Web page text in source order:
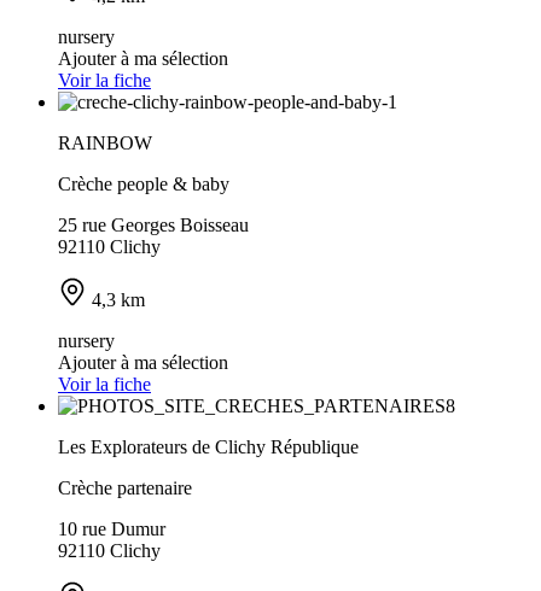
nursery
Ajouter à ma sélection
Voir la fiche
RAINBOW
Crèche people & baby
25 rue Georges Boisseau
92110 Clichy
4,3 km
nursery
Ajouter à ma sélection
Voir la fiche
Les Explorateurs de Clichy République
Crèche partenaire
10 rue Dumur
92110 Clichy